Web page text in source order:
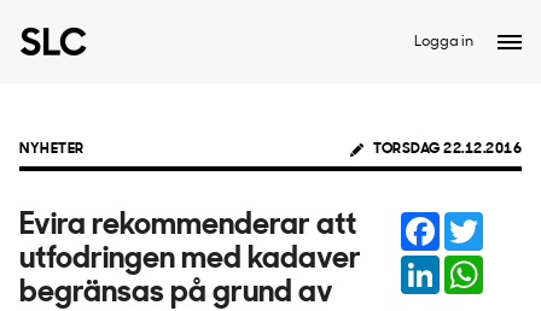
Logga in
NYHETER TORSDAG 22.12.2016
Evira rekommenderar att
utfodringen med kadaver
begränsas på grund av
Facebook
LinkedIn